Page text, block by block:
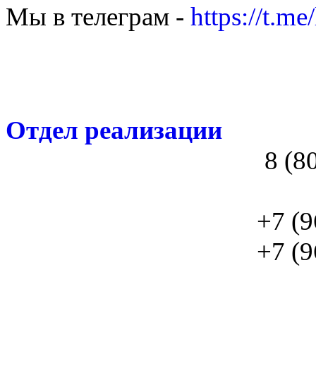
Мы в телеграм - https://
Отдел реализации
8
+7
+7